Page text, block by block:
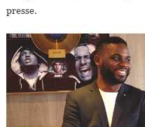
presse.